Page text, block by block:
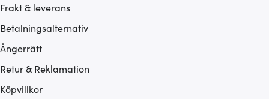
Frakt & leverans
Betalningsalternativ
Ångerrätt
Retur & Reklamation
Köpvillkor